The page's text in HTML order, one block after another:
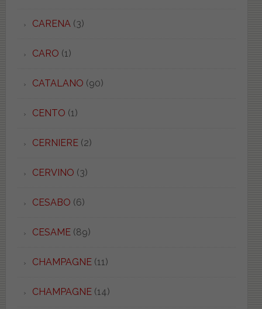
CARENA (3)
CARO (1)
CATALANO (90)
CENTO (1)
CERNIERE(2)
CERVINO (3)
CESABO (6)
CESAME(89)
CHAMPAGNE(11)
CHAMPAGNE(14)